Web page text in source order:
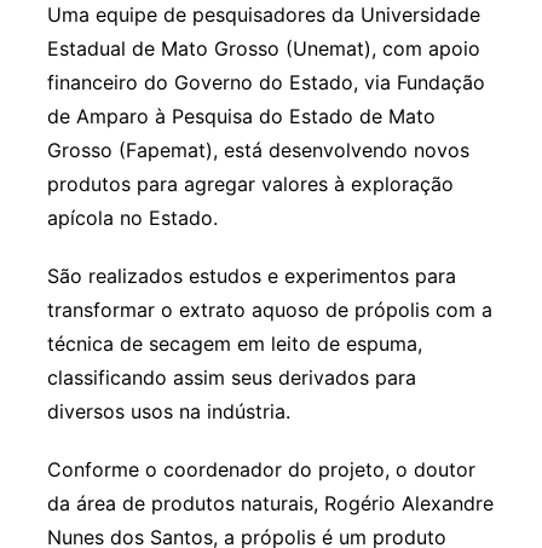
Uma equipe de pesquisadores da Universidade
Estadual de Mato Grosso (Unemat), com apoio
financeiro do Governo do Estado, via Fundação
de Amparo à Pesquisa do Estado de Mato
Grosso (Fapemat), está desenvolvendo novos
produtos para agregar valores à exploração
apícola no Estado.
São realizados estudos e experimentos para
transformar o extrato aquoso de própolis com a
técnica de secagem em leito de espuma,
classificando assim seus derivados para
diversos usos na indústria.
Conforme o coordenador do projeto, o doutor
da área de produtos naturais, Rogério Alexandre
Nunes dos Santos, a própolis é um produto